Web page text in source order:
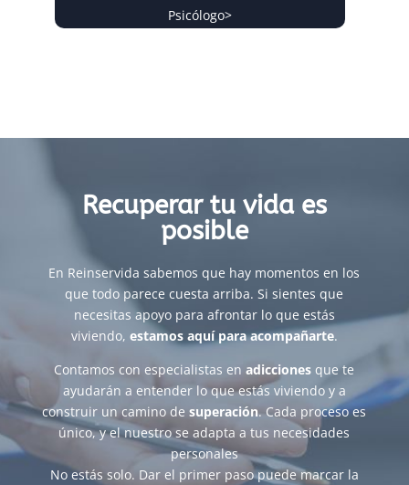
Psicólogo>
Recuperar tu vida es
posible
En Reinservida sabemos que hay momentos en los
que todo parece cuesta arriba. Si sientes que
necesitas apoyo para afrontar lo que estás
viviendo, estamos aquí para acompañarte.
Contamos con especialistas enadicciones que te
ayudarán a entender lo que estás viviendo y a
construir un camino desuperación. Cada proceso es
único, y el nuestro se adapta a tus necesidades
personales
No estás solo. Dar el primer paso puede marcar la